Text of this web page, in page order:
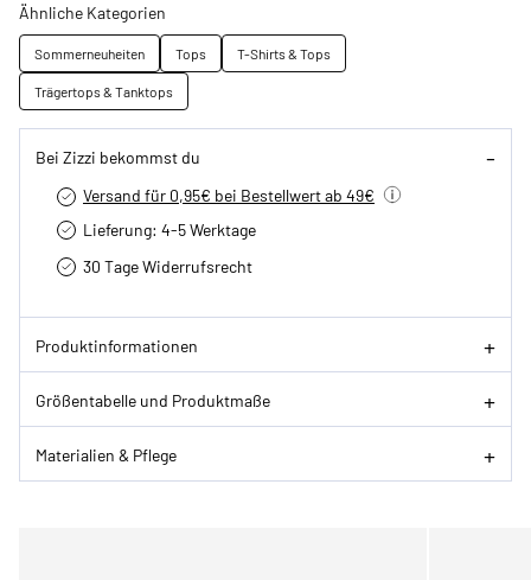
Ähnliche Kategorien
Sommerneuheiten Tops
T-Shirts & Tops
Trägertops & Tanktops
Bei Zizzi bekommst du
Versand für 0,95€ bei Bestellwert ab 49€
Lieferung: 4-5 Werktage
30 Tage Widerrufsrecht
Produktinformationen
Größentabelle und Produktmaße
Materialien & Pflege